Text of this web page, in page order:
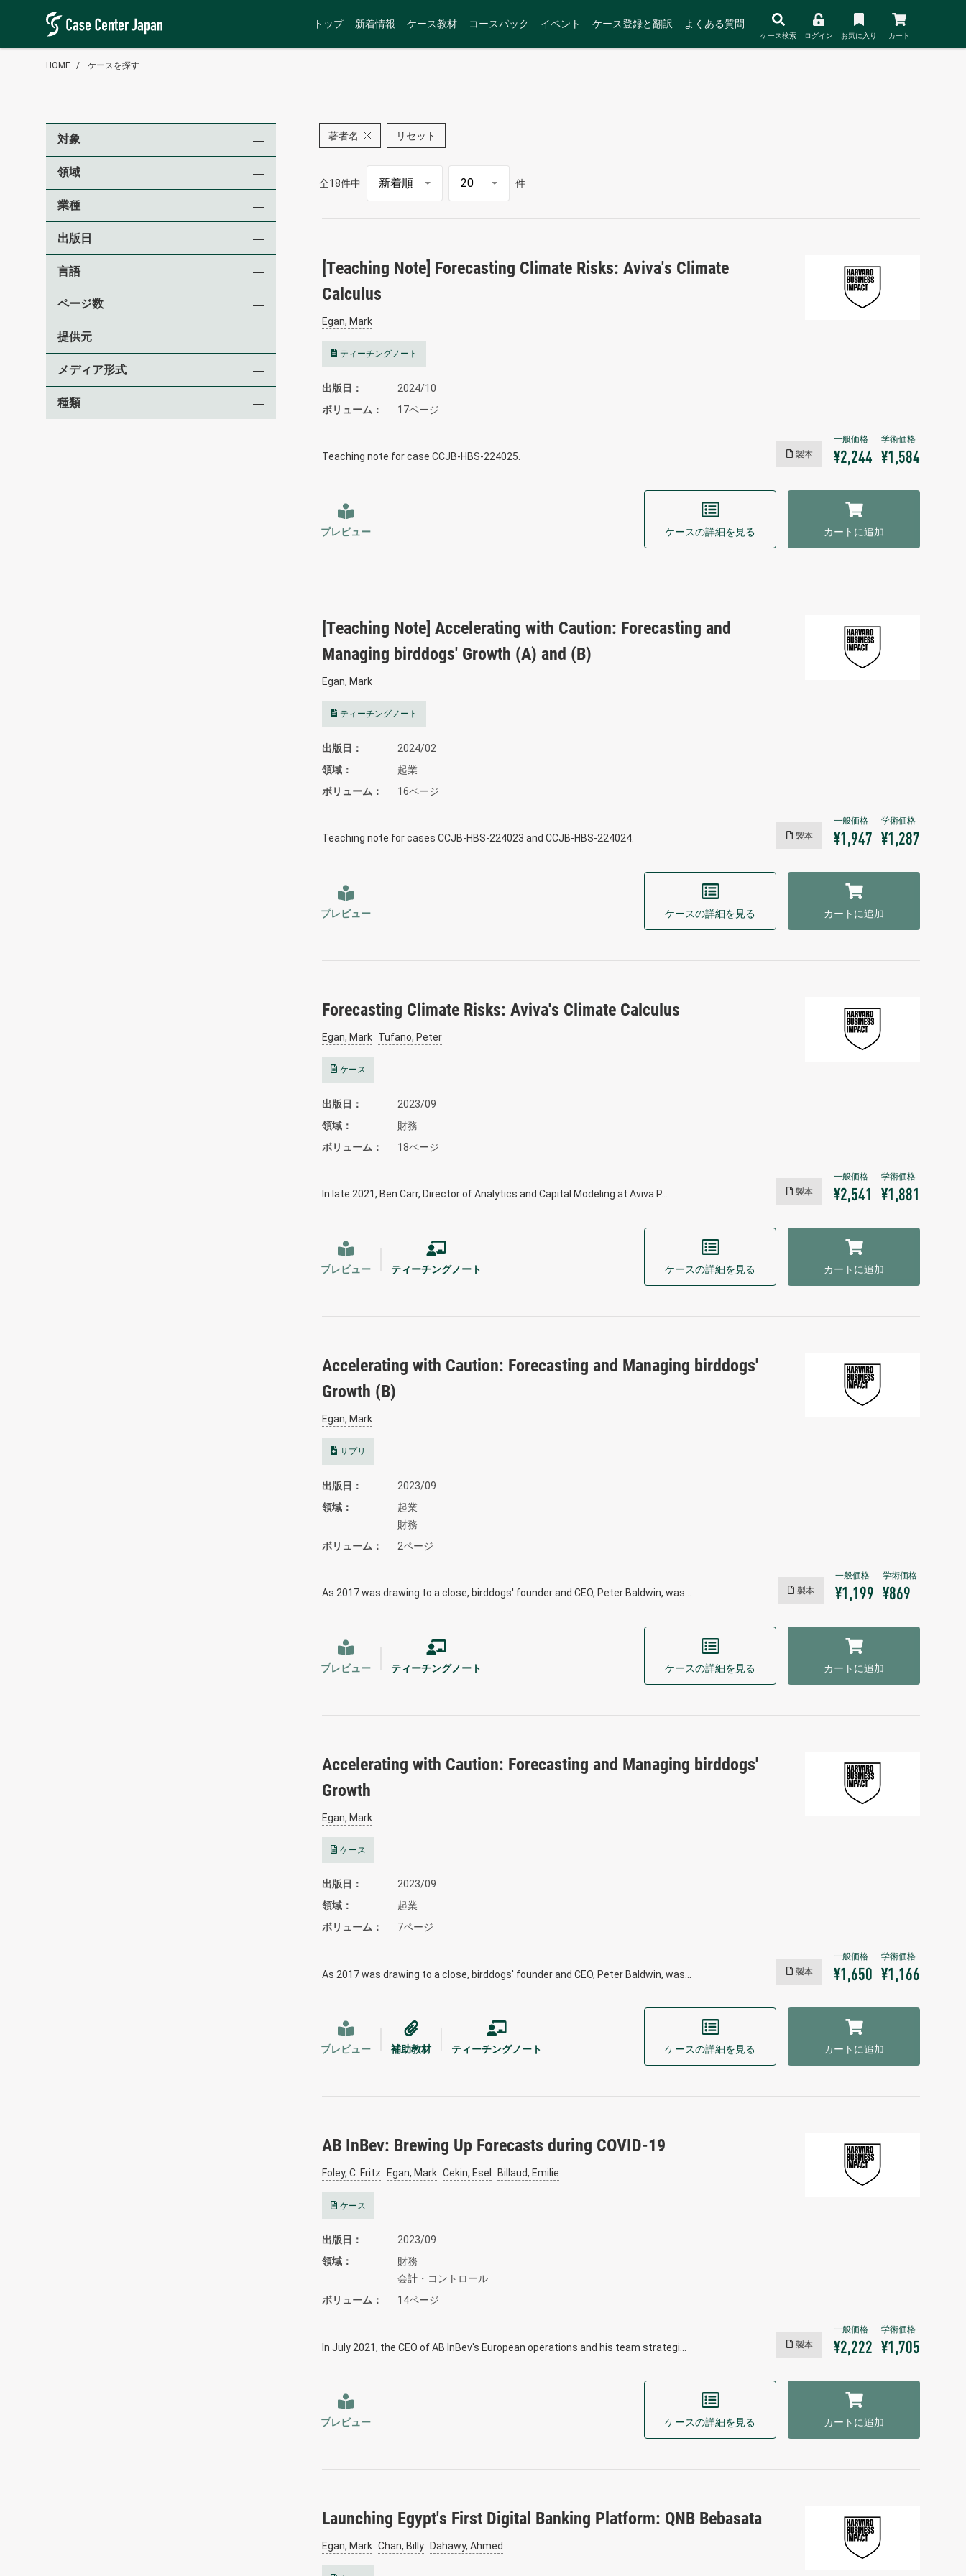
トップ 新着情報 ケース教材 コースパック イベント ケース登録と翻訳 よくある質問
ケース検索 ログイン お気に入り カート
HOME ケースを探す
著者名 リセット
全18件中 件
[Teaching Note] Forecasting Climate Risks: Aviva's Climate
Calculus
Egan, Mark
ティーチングノート
出版日
2024/10
ボリューム
17ページ
Teaching note for case CCJB-HBS-224025. 製本 ¥2,244 ¥1,584
プレビュー ケースの詳細を見る カートに追加
[Teaching Note] Accelerating with Caution: Forecasting and
Managing birddogs' Growth (A) and (B)
Egan, Mark
ティーチングノート
出版日
2024/02
領域
起業
ボリューム
16ページ
Teaching note for cases CCJB-HBS-224023 and CCJB-HBS-224024. 製本 ¥1,947 ¥1,287
プレビュー ケースの詳細を見る カートに追加
Forecasting Climate Risks: Aviva's Climate Calculus
Egan, Mark Tufano, Peter
ケース
出版日
2023/09
領域
財務
ボリューム
18ページ
In late 2021, Ben Carr, Director of Analytics and Capital Modeling at Aviva P… 製本 ¥2,541 ¥1,881
プレビュー ティーチングノート ケースの詳細を見る カートに追加
Accelerating with Caution: Forecasting and Managing birddogs'
Growth (B)
Egan, Mark
サプリ
出版日
2023/09
領域
起業
財務
ボリューム
2ページ
As 2017 was drawing to a close, birddogs' founder and CEO, Peter Baldwin, was… 製本 ¥1,199 ¥869
プレビュー ティーチングノート ケースの詳細を見る カートに追加
Accelerating with Caution: Forecasting and Managing birddogs'
Growth
Egan, Mark
ケース
出版日
2023/09
領域
起業
ボリューム
7ページ
As 2017 was drawing to a close, birddogs' founder and CEO, Peter Baldwin, was… 製本 ¥1,650 ¥1,166
プレビュー 補助教材 ティーチングノート ケースの詳細を見る カートに追加
AB InBev: Brewing Up Forecasts during COVID-19
Foley, C. Fritz Egan, Mark Cekin, Esel Billaud, Emilie
ケース
出版日
2023/09
領域
財務
会計・コントロール
ボリューム
14ページ
In July 2021, the CEO of AB InBev's European operations and his team strategi… 製本 ¥2,222 ¥1,705
プレビュー ケースの詳細を見る カートに追加
Launching Egypt's First Digital Banking Platform: QNB Bebasata
Egan, Mark Chan, Billy Dahawy, Ahmed
対象
領域
業種
出版日
言語
ページ数
提供元
メディア形式
種類